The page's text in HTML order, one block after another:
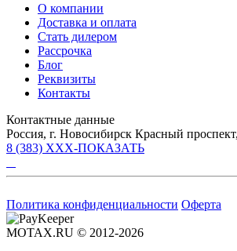
О компании
Доставка и оплата
Стать дилером
Рассрочка
Блог
Реквизиты
Контакты
Контактные данные
Россия, г. Новосибирск Красный
8 (383) XXX-ПОКАЗАТЬ
Политика конфиденциальности Оферта
MOTAX.RU © 2012-2026